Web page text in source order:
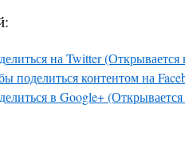
на Twitter (Открывается
поделиться контентом на
в Google+